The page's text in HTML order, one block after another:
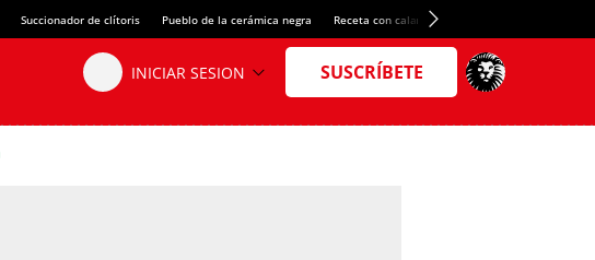
Succionador de clítoris Pueblo de la cerámica negra Receta con calamares